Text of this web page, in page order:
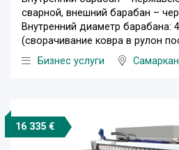
сварной, внешний барабан –
Внутренний диаметр барабана:
(сворачивание ковра в рулон
Бизнес услуги
16 335 €